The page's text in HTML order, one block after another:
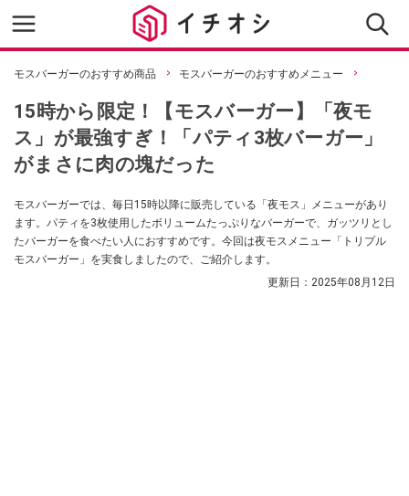
モスバーガーのおすすめ商品 モスバーガーのおすすめメニュー
15時から限定！【モスバーガー】「夜モ
ス」が最強すぎ！「パティ3枚バーガー」
がまさに肉の塊だった
モスバーガーでは、毎日15時以降に販売している「夜モス」メニューがあり
ます。パティを3枚使用したボリュームたっぷりなバーガーで、ガッツリとし
たバーガーを食べたい人におすすめです。今回は夜モスメニュー「トリプル
モスバーガー」を実食しましたので、ご紹介します。
更新日： 2025年08月12日